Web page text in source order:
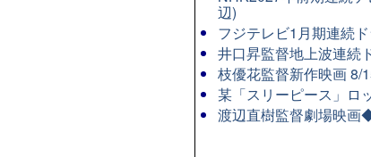
辺)
フジテレビ1月期連続
井口昇監督地上波連続
枝優花監督新作映画 8/
某「スリーピース」ロ
渡辺直樹監督劇場映画